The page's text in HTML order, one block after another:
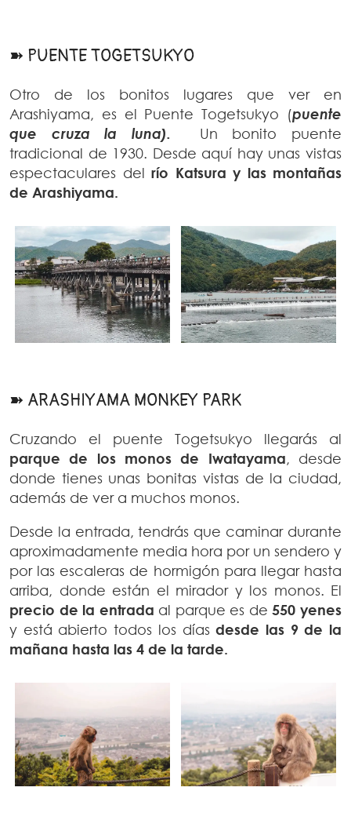
➽ PUENTE TOGETSUKYO
Otro de los bonitos lugares que ver en
Arashiyama, es el Puente Togetsukyo (puente
que cruza la luna). Un bonito puente
tradicional de 1930. Desde aquí hay unas vistas
espectaculares del río Katsura y las montañas
de Arashiyama.
➽ ARASHIYAMA MONKEY PARK
Cruzando el puente Togetsukyo llegarás al
parque de los monos de Iwatayama, desde
donde tienes unas bonitas vistas de la ciudad,
además de ver a muchos monos.
Desde la entrada, tendrás que caminar durante
aproximadamente media hora por un sendero y
por las escaleras de hormigón para llegar hasta
arriba, donde están el mirador y los monos. El
precio de la entrada al parque es de 550yenes
y está abierto todos los díasdesde las 9 de la
mañana hasta las 4 de la tarde.